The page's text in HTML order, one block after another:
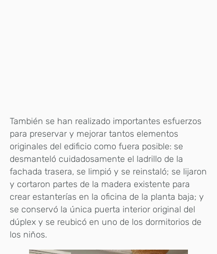
También se han realizado importantes esfuerzos
para preservar y mejorar tantos elementos
originales del edificio como fuera posible: se
desmanteló cuidadosamente el ladrillo de la
fachada trasera, se limpió y se reinstaló; se lijaron
y cortaron partes de la madera existente para
crear estanterías en la oficina de la planta baja; y
se conservó la única puerta interior original del
dúplex y se reubicó en uno de los dormitorios de
los niños.